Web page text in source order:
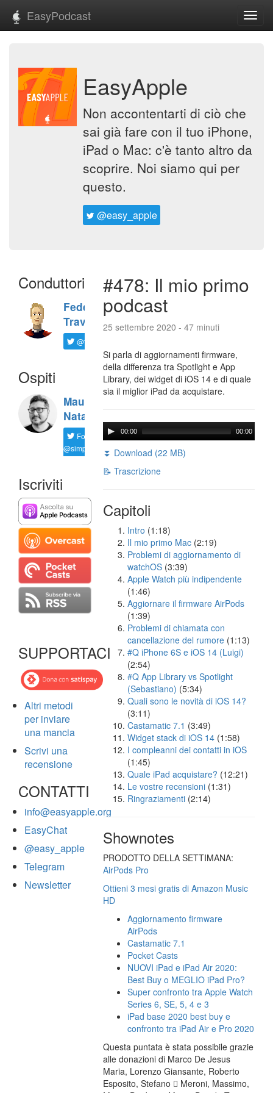
EasyPodcast
EasyApple
Non accontentarti di ciò che
sai già fare con il tuo iPhone,
iPad o Mac: c'è tanto altro da
scoprire. Noi siamo qui per
questo.
@easy_apple
Conduttori
Federico
Travaini
@ftrava
Ospiti
Maurizio
Natali
Follow
@simplemal
Iscriviti
SUPPORTACI
Altri metodi
per inviare
una mancia
Scrivi una
recensione
CONTATTI
info@easyapple.org
EasyChat
@easy_apple
Telegram
Newsletter
#478: Il mio primo
podcast
25 settembre 2020 - 47 minuti
Si parla di aggiornamenti firmware,
della differenza tra Spotlight e App
Library, dei widget di iOS 14 e di quale
sia il miglior iPad da acquistare.
00:00 00:00
⏬ Download (22 MB)
📝 Trascrizione
Capitoli
Intro (1:18)
Il mio primo Mac (2:19)
Problemi di aggiornamento di
watchOS (3:39)
Apple Watch più indipendente
(1:46)
Aggiornare il firmware AirPods
(1:39)
Problemi di chiamata con
cancellazione del rumore (1:13)
#Q iPhone 6S e iOS 14 (Luigi)
(2:54)
#Q App Library vs Spotlight
(Sebastiano) (5:34)
Quali sono le novità di iOS 14?
(3:11)
Castamatic 7.1 (3:49)
Widget stack di iOS 14 (1:58)
I compleanni dei contatti in iOS
(1:45)
Quale iPad acquistare? (12:21)
Le vostre recensioni (1:31)
Ringraziamenti (2:14)
Shownotes
PRODOTTO DELLA SETTIMANA:
AirPods Pro
Ottieni 3 mesi gratis di Amazon Music
HD
Aggiornamento firmware
AirPods
Castamatic 7.1
Pocket Casts
NUOVI iPad e iPad Air 2020:
Best Buy o MEGLIO iPad Pro?
Super confronto tra Apple Watch
Series 6, SE, 5, 4 e 3
iPad base 2020 best buy e
confronto tra iPad Air e Pro 2020
Questa puntata è stata possibile grazie
alle donazioni di Marco De Jesus
Maria, Lorenzo Giansante, Roberto
Esposito, Stefano  Meroni, Massimo,